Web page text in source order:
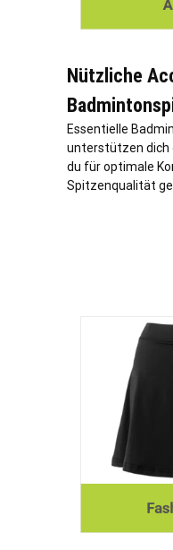
Nützliche
Essentielle
unterstützen dich
du für optimale
Spitzenqualität